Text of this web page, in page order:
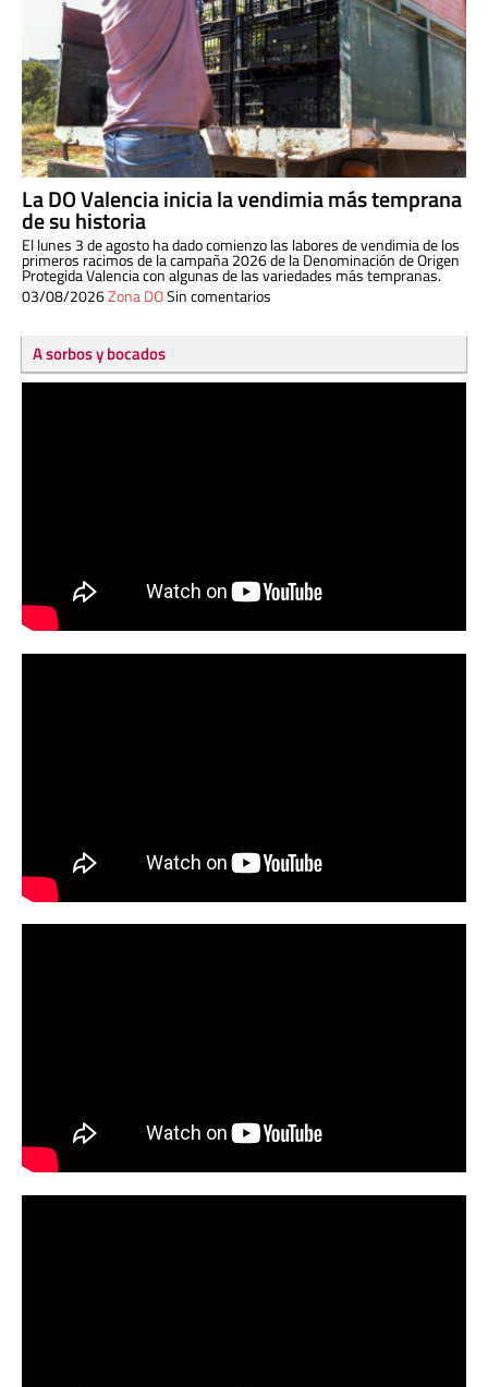
La DO Valencia inicia la vendimia más temprana
de su historia
El lunes 3 de agosto ha dado comienzo las labores de vendimia de los
primeros racimos de la campaña 2026 de la Denominación de Origen
Protegida Valencia con algunas de las variedades más tempranas.
03/08/2026Zona DOSin comentarios
A sorbos y bocados